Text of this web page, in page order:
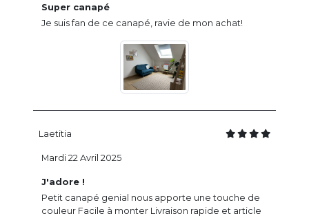
Super canapé
Je suis fan de ce canapé, ravie de mon achat!
Laetitia
J'adore !
Petit canapé genial nous apporte une touche de
couleur Facile à monter Livraison rapide et article
Mardi 22 Avril 2025